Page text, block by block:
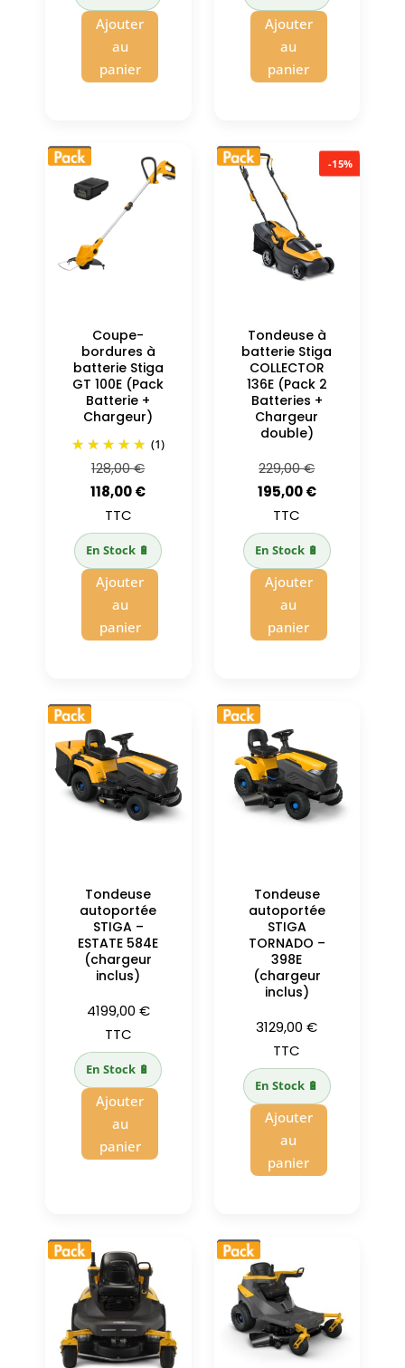
Ajouter
au
panier
Ajouter
au
panier
Coupe-
bordures à
batterie Stiga
GT 100E (Pack
Batterie +
Chargeur)
(1)
128,00€Le
prix
était :
128,00 €.
118,00€Le
actuel
est :
TTC
En Stock 🔋
Ajouter
au
panier
-15%
Tondeuse à
batterie Stiga
COLLECTOR
136E (Pack 2
Batteries +
Chargeur
double)
229,00€Le
prix
était :
229,00 €.
195,00€Le
actuel
est :
TTC
En Stock 🔋
Ajouter
au
panier
Tondeuse
autoportée
STIGA –
ESTATE 584E
(chargeur
inclus)
4199,00 €
TTC
En Stock 🔋
Ajouter
au
panier
Tondeuse
autoportée
STIGA
TORNADO –
398E
(chargeur
inclus)
3129,00€
TTC
En Stock 🔋
Ajouter
au
panier